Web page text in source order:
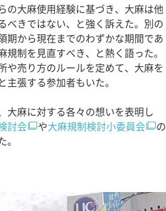
の大麻使用経験に基づき、大麻は他
べきではない、と強く訴えた。別の
期から現在までのわずかな期間であ
制を見直すべき、と熱く語った。
や売り方のルールを定めて、大麻を
張する参加者もいた。
麻に対する各々の想いを表明し
討会 や大麻規制検討小委員会
の